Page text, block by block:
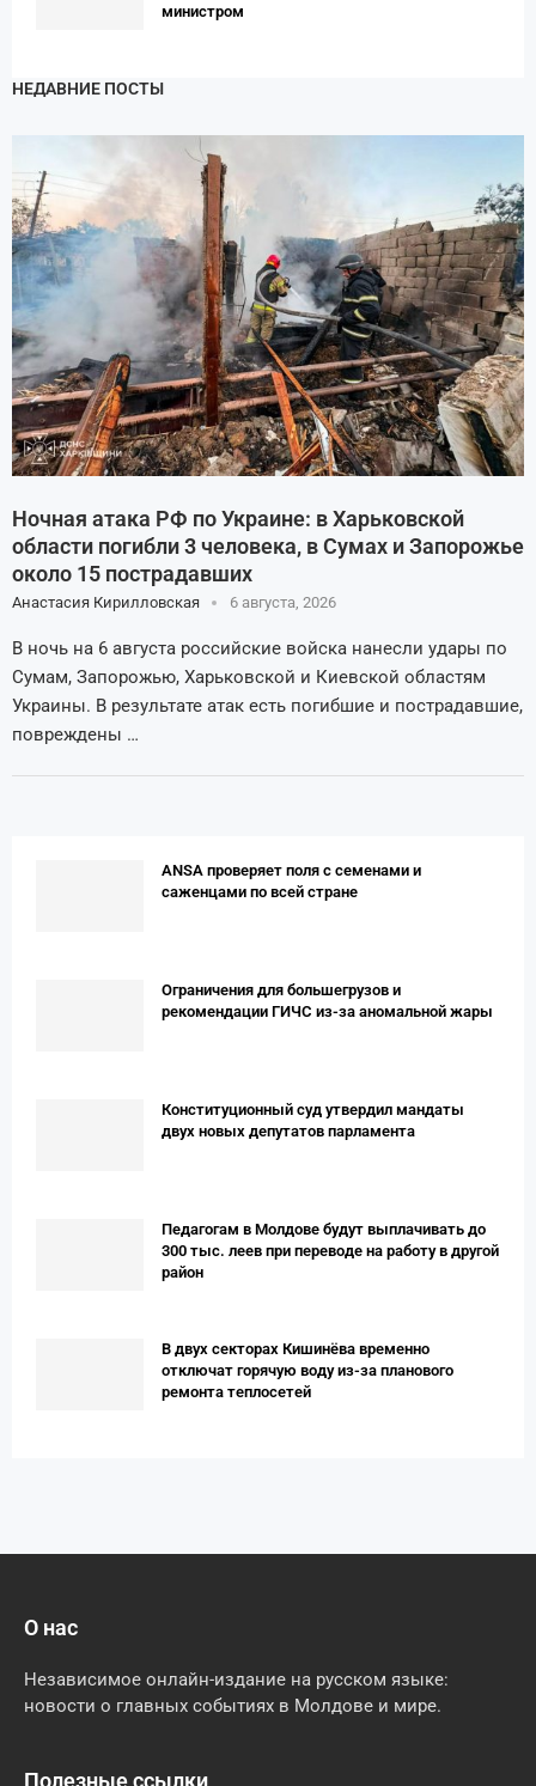
министром
НЕДАВНИЕ ПОСТЫ
Ночная атака РФ по Украине: в Харьковской
области погибли 3 человека, в Сумах и Запорожье
около 15 пострадавших
Анастасия Кирилловская 6 августа, 2026
В ночь на 6 августа российские войска нанесли удары по
Сумам, Запорожью, Харьковской и Киевской областям
Украины. В результате атак есть погибшие и пострадавшие,
повреждены …
ANSA проверяет поля с семенами и
саженцами по всей стране
Ограничения для большегрузов и
рекомендации ГИЧС из-за аномальной жары
Конституционный суд утвердил мандаты
двух новых депутатов парламента
Педагогам в Молдове будут выплачивать до
300 тыс. леев при переводе на работу в другой
район
В двух секторах Кишинёва временно
отключат горячую воду из-за планового
ремонта теплосетей
О нас
Независимое онлайн-издание на русском языке:
новости о главных событиях в Молдове и мире.
Полезные ссылки